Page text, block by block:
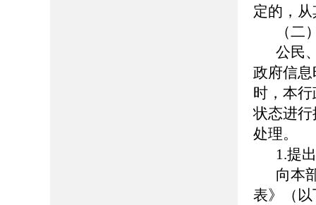
定的，
（二
公民
政府信
时，本
状态进
处理。
1.提
向本
表》（